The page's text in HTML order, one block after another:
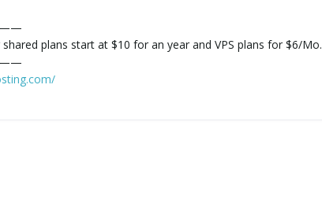
plans start at $10 for an year and VPS plans for $6/Mo.